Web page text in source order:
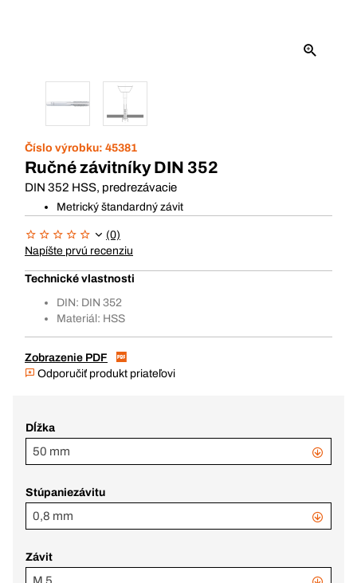
Číslo výrobku: 45381
Ručné závitníky DIN 352
DIN 352 HSS, predrezávacie
Metrický štandardný závit
(0)
Napíšte prvú recenziu
Technické vlastnosti
DIN: DIN 352
Materiál: HSS
Zobrazenie PDF
Odporučiť produkt priateľovi
Dĺžka
50 mm
Stúpaniezávitu
0,8 mm
Závit